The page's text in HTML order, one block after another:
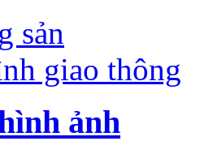
sản
giao thông
ảnh